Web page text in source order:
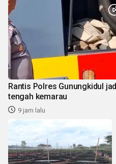
Rantis Polres Gunungkidul
tengah kemarau
9 jam lalu